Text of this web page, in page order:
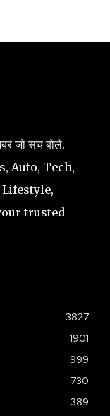
जो सच बोले.
Auto, Tech,
trusted
3827
1901
999
730
389